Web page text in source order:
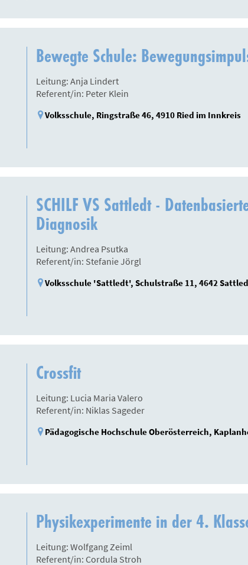
Bewegte Schule:
Leitung: Anja Lindert
Referent/in: Peter Klein
Volksschule, Ringstraße 46, 4910 Ried im Innkreis
SCHILF VS Sattledt -
Diagnosik
Leitung: Andrea Psutka
Referent/in: Stefanie Jörgl
Volksschule 'Sattledt', Schulstraße 11, 4642
Crossfit
Leitung: Lucia Maria Valero
Referent/in: Niklas Sageder
Pädagogische Hochschule Oberösterreich,
Physikexperimente in der 4.
Leitung: Wolfgang Zeiml
Referent/in: Cordula Stroh